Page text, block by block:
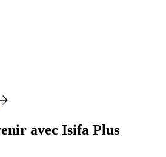
avec Isifa Plus